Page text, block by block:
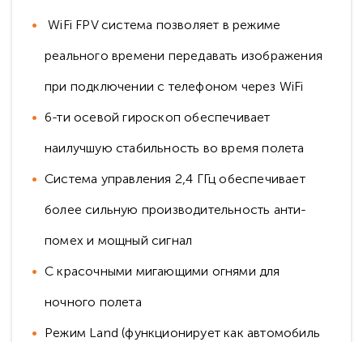
WiFi FPV система позволяет в режиме
реального времени передавать изображения
при подключении с телефоном через WiFi
6-ти осевой гироскоп обеспечивает
наилучшую стабильность во время полета
Система управления 2,4 ГГц обеспечивает
более сильную производительность анти-
помех и мощный сигнал
С красочными мигающими огнями для
ночного полета
Режим Land (функционирует как автомобиль